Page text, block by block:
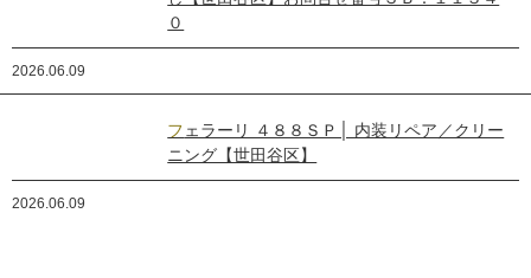
０
2026.06.09
フェラーリ ４８８ＳＰ│ 内装リペア／クリー
ニング【世田谷区】
2026.06.09